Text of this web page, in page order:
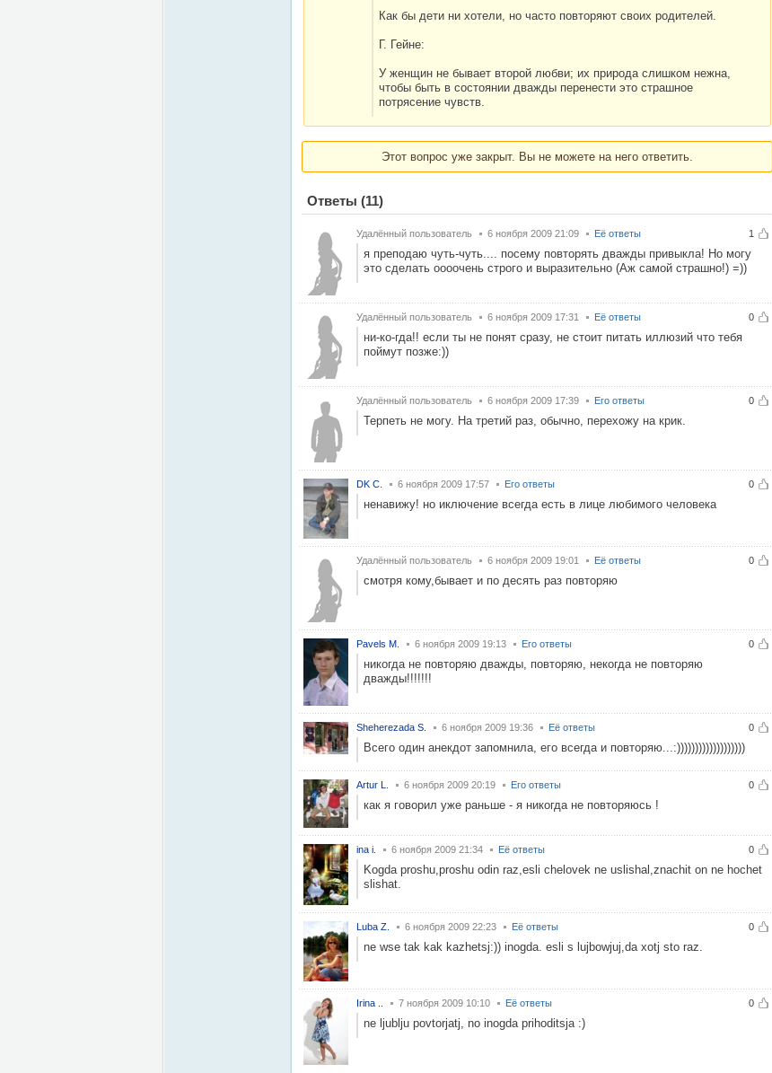
Как бы дети ни хотели, но часто повторяют своих родителей.
Г. Гейне:
У женщин не бывает второй любви; их природа слишком нежна,
чтобы быть в состоянии дважды перенести это страшное
потрясение чувств.
Этот вопрос уже закрыт. Вы не можете на него ответить.
Ответы (11)
1
Удалённый пользователь 6 ноября 2009 21:09 Её ответы
я преподаю чуть-чуть.... посему повторять дважды привыкла! Но могу
это сделать оооочень строго и выразительно (Аж самой страшно!) =))
0
Удалённый пользователь 6 ноября 2009 17:31 Её ответы
ни-ко-гда!! если ты не понят сразу, не стоит питать иллюзий что тебя
поймут позже:))
0
Удалённый пользователь 6 ноября 2009 17:39 Его ответы
Терпеть не могу. На третий раз, обычно, перехожу на крик.
0
DK С. 6 ноября 2009 17:57 Его ответы
ненавижу! но иключение всегда есть в лице любимого человека
0
Удалённый пользователь 6 ноября 2009 19:01 Её ответы
смотря кому,бывает и по десять раз повторяю
0
Pavels M. 6 ноября 2009 19:13 Его ответы
никогда не повторяю дважды, повторяю, некогда не повторяю
дважды!!!!!!!
0
Sheherezada S. 6 ноября 2009 19:36 Её ответы
Всего один анекдот запомнила, его всегда и повторяю...:)))))))))))))))))))
0
Artur L. 6 ноября 2009 20:19 Его ответы
как я говорил уже раньше - я никогда не повторяюсь !
0
ina i. 6 ноября 2009 21:34 Её ответы
Kogda proshu,proshu odin raz,esli chelovek ne uslishal,znachit on ne hochet
slishat.
0
Luba Z. 6 ноября 2009 22:23 Её ответы
ne wse tak kak kazhetsj:)) inogda. esli s lujbowjuj,da xotj sto raz.
0
Irina .. 7 ноября 2009 10:10 Её ответы
ne ljublju povtorjatj, no inogda prihoditsja :)